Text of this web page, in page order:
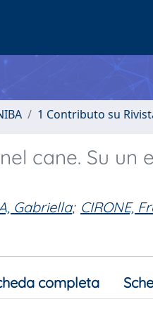
1 Contributo su
cane. Su
Gabriella; CIRONE,
completa